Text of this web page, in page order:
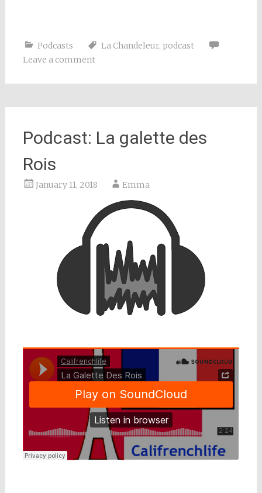
Podcasts La Chandeleur, podcast
Leave a comment
Podcast: La galette des
Rois
January 11, 2018 Emma